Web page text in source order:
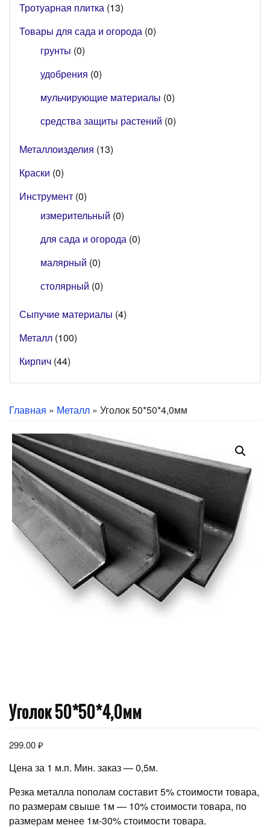
Тротуарная плитка (13)
Товары для сада и огорода (0)
грунты (0)
удобрения (0)
мульчирующие материалы (0)
средства защиты растений (0)
Металлоизделия (13)
Краски (0)
Инструмент (0)
измерительный (0)
для сада и огорода (0)
малярный (0)
столярный (0)
Сыпучие материалы (4)
Металл (100)
Кирпич (44)
Главная » Металл » Уголок 50*50*4,0мм
Уголок 50*50*4,0мм
299.00₽
Цена за 1 м.п. Мин. заказ — 0,5м.
Резка металла пополам составит 5% стоимости товара,
по размерам свыше 1м — 10% стоимости товара, по
размерам менее 1м-30% стоимости товара.